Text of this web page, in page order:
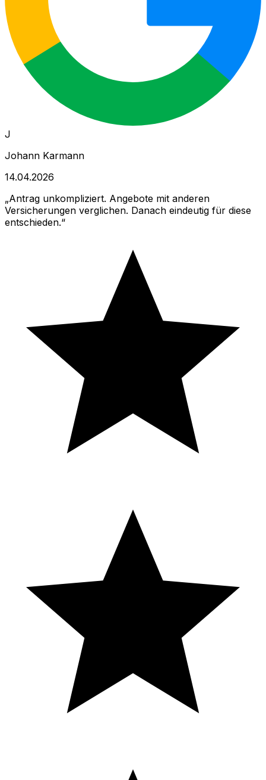
J
Johann Karmann
14.04.2026
Antrag unkompliziert. Angebote mit anderen
Versicherungen verglichen. Danach eindeutig für diese
entschieden.